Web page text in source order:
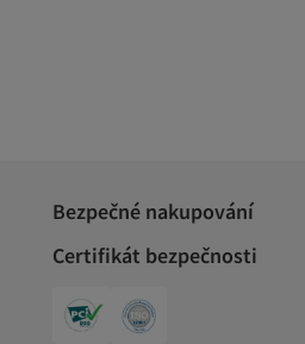
Bezpečné nakupování
Certifikát bezpečnosti